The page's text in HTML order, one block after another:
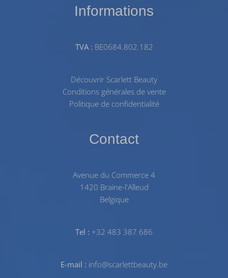
Informations
TVA : BE0684.802.182
Découvrir Scarlett Beauty
Conditions générales de vente
Politique de confidentialité
Contact
Avenue du Commerce 4
1420 Braine-l'Alleud
Belgique
Tel : +32 483 387 686
E-mail : info@scarlettbeauty.be